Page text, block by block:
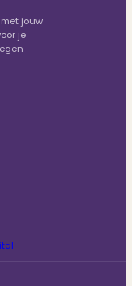
jouw
je